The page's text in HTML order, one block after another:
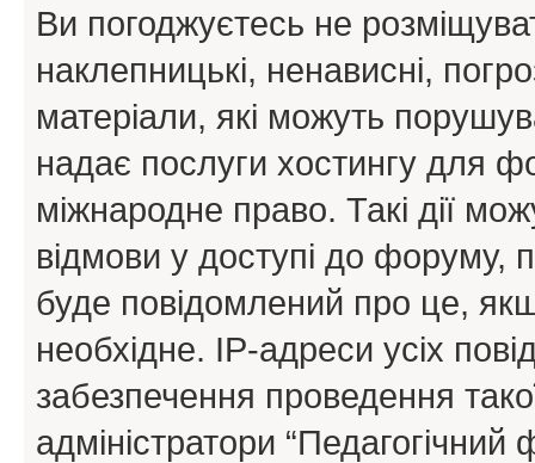
Ви погоджуєтесь не
наклепницькі, ненависні,
матеріали, які можуть
надає послуги хостингу для
міжнародне право. Такі дії
відмови у доступі до форуму,
буде повідомлений про це,
необхідне. IP-адреси усіх
забезпечення проведення
адміністратори